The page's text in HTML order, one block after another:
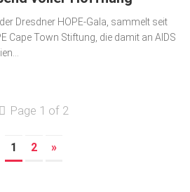
Dresdner HOPE-Gala, sammelt seit
Cape Town Stiftung, die damit an AIDS
Page 1 of 2
1 2 »